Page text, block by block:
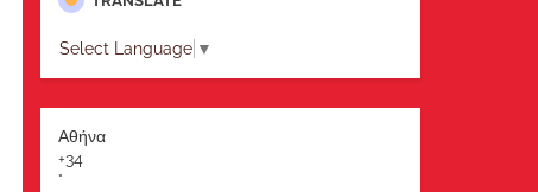
Select Language ▼
Αθήνα
+34
°